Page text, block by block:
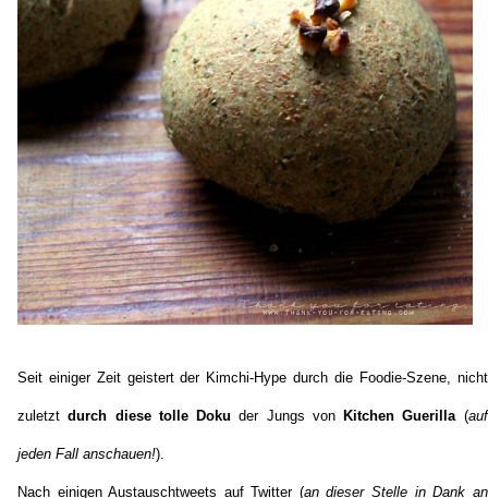
Seit einiger Zeit geistert der Kimchi-Hype durch die Foodie-Szene, nicht
zuletztdurch diese tolle Dokuder Jungs von Kitchen Guerilla (auf
jeden Fall anschauen!).
Nach einigen Austauschtweets auf Twitter (an dieser Stelle in Dank an